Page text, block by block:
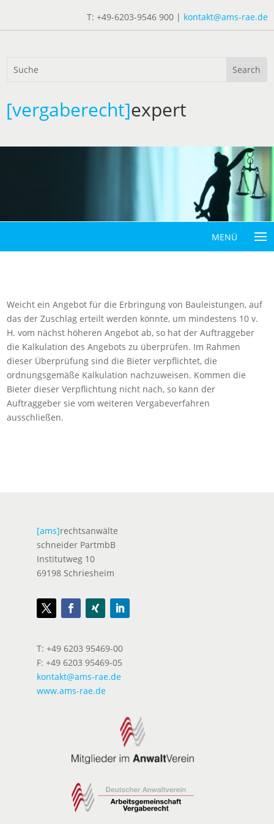
T: +49-6203-9546 900 | kontakt@ams-rae.de
[vergaberecht]expert
Weicht ein Angebot für die Erbringung von Bauleistungen, auf
das der Zuschlag erteilt werden könnte, um mindestens 10 v.
H. vom nächst höheren Angebot ab, so hat der Auftraggeber
die Kalkulation des Angebots zu überprüfen. Im Rahmen
dieser Überprüfung sind die Bieter verpflichtet, die
ordnungsgemäße Kalkulation nachzuweisen. Kommen die
Bieter dieser Verpflichtung nicht nach, so kann der
Auftraggeber sie vom weiteren Vergabeverfahren
ausschließen.
[ams]rechtsanwälte
schneider PartmbB
Institutweg 10
69198 Schriesheim
T: +49 6203 95469-00
F: +49 6203 95469-05
kontakt@ams-rae.de
www.ams-rae.de